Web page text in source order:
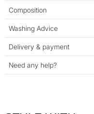
Composition
Washing Advice
Delivery & payment
Need any help?